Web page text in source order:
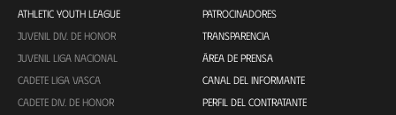
ATHLETIC YOUTH LEAGUE
JUVENIL DIV. DE HONOR
JUVENIL LIGA NACIONAL
CADETE LIGA VASCA
CADETE DIV. DE HONOR
PATROCINADORES
TRANSPARENCIA
ÁREA DE PRENSA
CANAL DEL INFORMANTE
PERFIL DEL CONTRATANTE